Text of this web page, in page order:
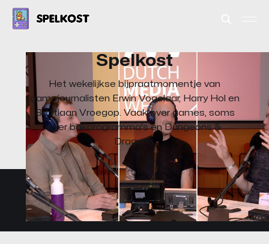
Spelkost
Het wekelijkse bijpraatmomentje van
gamejournalisten Erwin Vogelaar, Harry Hol en
Bastiaan Vroegop. Vaak over games, soms
over bakprogramma's en Dungeons &
Dragons.